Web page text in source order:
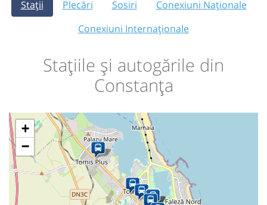
Stații Plecări Sosiri
Conexiuni Naționale
Conexiuni Internaționale
Stațiile și autogările din
Constanța
+
−